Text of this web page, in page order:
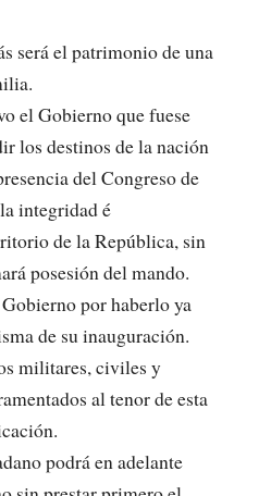
será el patrimonio de una
el Gobierno que fuese
los destinos de la nación
del Congreso de
integridad é
de la República, sin
posesión del mando.
por haberlo ya
de su inauguración.
militares, civiles y
al tenor de esta
podrá en adelante